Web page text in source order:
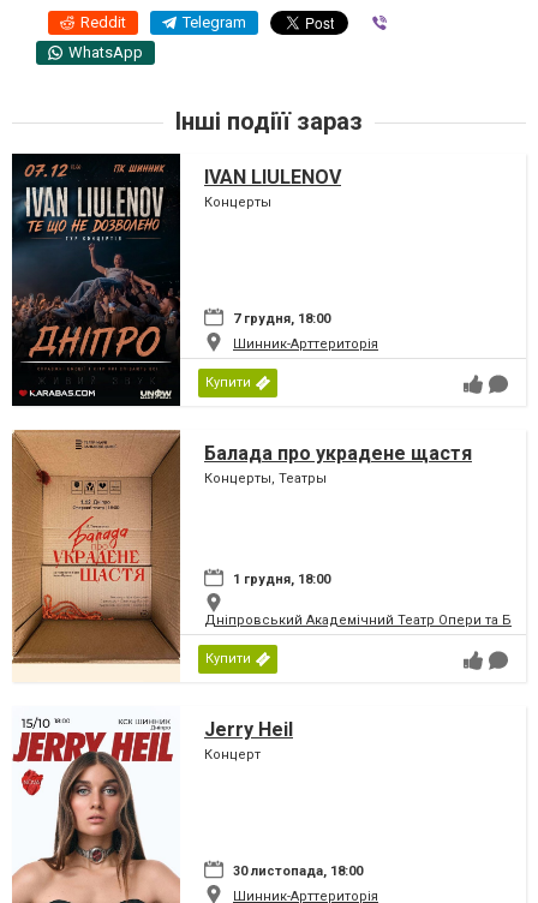
Reddit Telegram
WhatsApp
Інші подіїї зараз
IVAN LIULENOV
Концерты
7 грудня, 18:00
Шинник-Арттериторія
Купити
Балада про украдене щастя
Концерты, Театры
1 грудня, 18:00
Дніпровський Академічний Театр Опери та
Купити
Jerry Heil
Концерт
30 листопада, 18:00
Шинник-Арттериторія